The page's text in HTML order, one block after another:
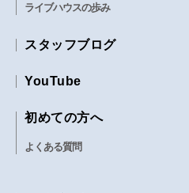
ライブハウスの歩み
スタッフブログ
YouTube
初めての方へ
よくある質問